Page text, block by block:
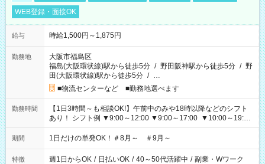
WEB登録・面接OK
給与 時給1,500円～1,875円
勤務地
大阪市福島区
福島(大阪環状線)駅から徒歩5分 / 野田阪神駅から徒歩5分 / 野
田(大阪環状線)駅から徒歩5分 / …
■物流センターなど ■勤務地選べます
勤務時間
【1日3時間～も相談OK!】午前中のみや18時以降などのシフト
あり！ シフト例 ▼9:00～12:00 ▼9:00～17:00 ▼10:00～19:00
▼18:00～21:00
期間 1日だけの単発OK！＃8月～ ＃9月～
特徴 週1日からOK / 日払いOK / 40～50代活躍中 / 副業・Wワーク